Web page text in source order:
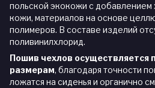
польской экокожи с добавлением
кожи, материалов на основе
полимеров. В составе изделий
поливинилхлорид.
Пошив чехлов осуществляется
размерам, благодаря точности
ложатся на сиденья и органично